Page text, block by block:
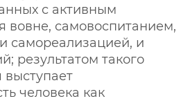
с активным
вовне, самовоспитанием,
самореализацией, и
результатом такого
выступает
человека как